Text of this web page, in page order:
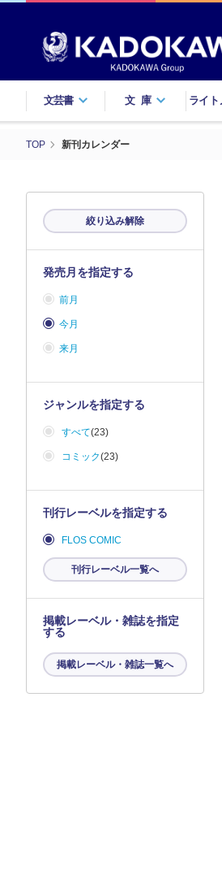
文芸書 文庫 ライト
TOP 新刊カレンダー
絞り込み解除
発売月を指定する
前月
今月
来月
ジャンルを指定する
すべて(23)
コミック(23)
刊行レーベルを指定する
FLOS COMIC
刊行レーベル一覧へ
掲載レーベル・雑誌を指定
する
掲載レーベル・雑誌一覧へ